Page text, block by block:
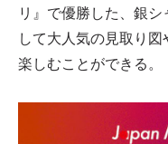
リ』で優勝した、銀
して大人気の見取り
楽しむことができる。